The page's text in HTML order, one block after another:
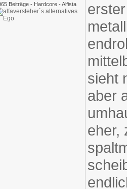
Beiträge - Hardcore - Alfista
sieht
aber
eher,